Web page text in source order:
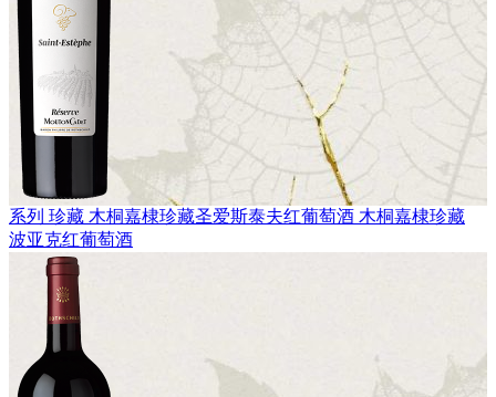
系列 珍藏 木桐嘉棣珍藏圣爱斯泰夫红葡萄酒 木桐嘉棣珍藏
波亚克红葡萄酒